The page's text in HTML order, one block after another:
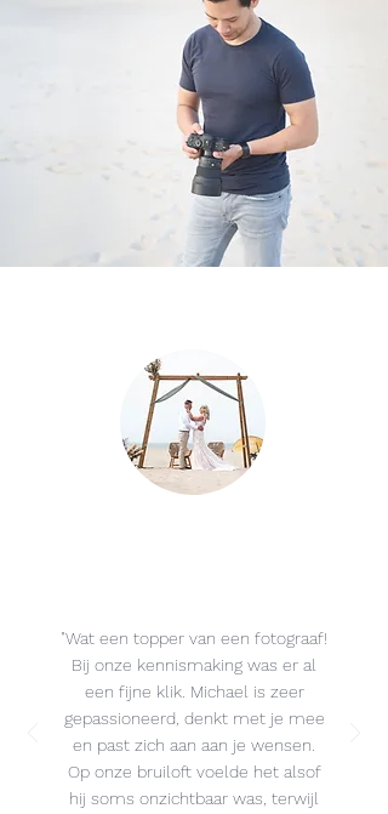
"Wat een topper van een fotograaf!
Bij onze kennismaking was er al
een fijne klik. Michael is zeer
gepassioneerd, denkt met je mee
en past zich aan aan je wensen.
Op onze bruiloft voelde het alsof
hij soms onzichtbaar was, terwijl